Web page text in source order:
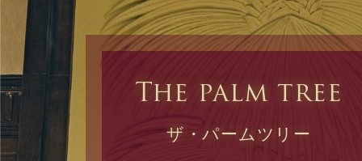
The palm tree
ザ・パームツリー